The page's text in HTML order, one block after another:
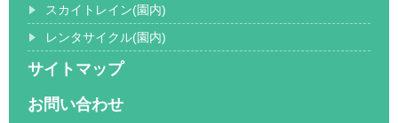
スカイトレイン(園内)
レンタサイクル(園内)
サイトマップ
お問い合わせ